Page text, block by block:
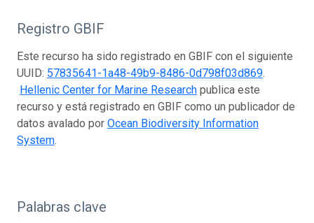
Registro GBIF
Este recurso ha sido registrado en GBIF con el siguiente
UUID: 57835641-1a48-49b9-8486-0d798f03d869.
Hellenic Center for Marine Research publica este
recurso y está registrado en GBIF como un publicador de
datos avalado por Ocean Biodiversity Information
System.
Palabras clave